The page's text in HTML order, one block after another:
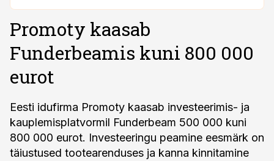
Promoty kaasab
Funderbeamis kuni 800 000
eurot
Eesti idufirma Promoty kaasab investeerimis- ja
kauplemisplatvormil Funderbeam 500 000 kuni
800 000 eurot. Investeeringu peamine eesmärk on
täiustused tootearenduses ja kanna kinnitamine